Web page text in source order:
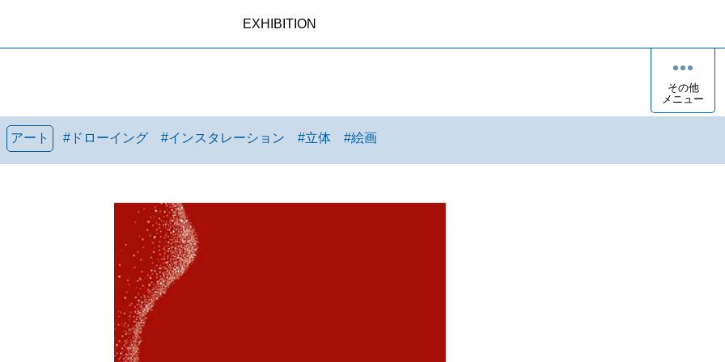
EXHIBITION
その他
メニュー
アート # ドローイング #インスタレーション #立体 #絵画